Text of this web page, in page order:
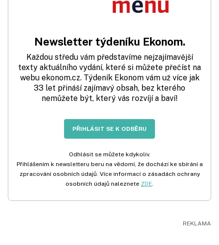
Newsletter týdeníku Ekonom.
Každou středu vám představíme nejzajímavější
texty aktuálního vydání, které si můžete přečíst na
webu ekonom.cz. Týdeník Ekonom vám už více jak
33 let přináší zajímavý obsah, bez kterého
nemůžete být, který vás rozvíjí a baví!
PŘIHLÁSIT SE K ODBĚRU
Odhlásit se můžete kdykoliv.
Přihlášením k newsletteru beru na vědomí, že dochází ke sbírání a
zpracování osobních údajů. Více informací o zásadách ochrany
osobních údajů naleznete ZDE.